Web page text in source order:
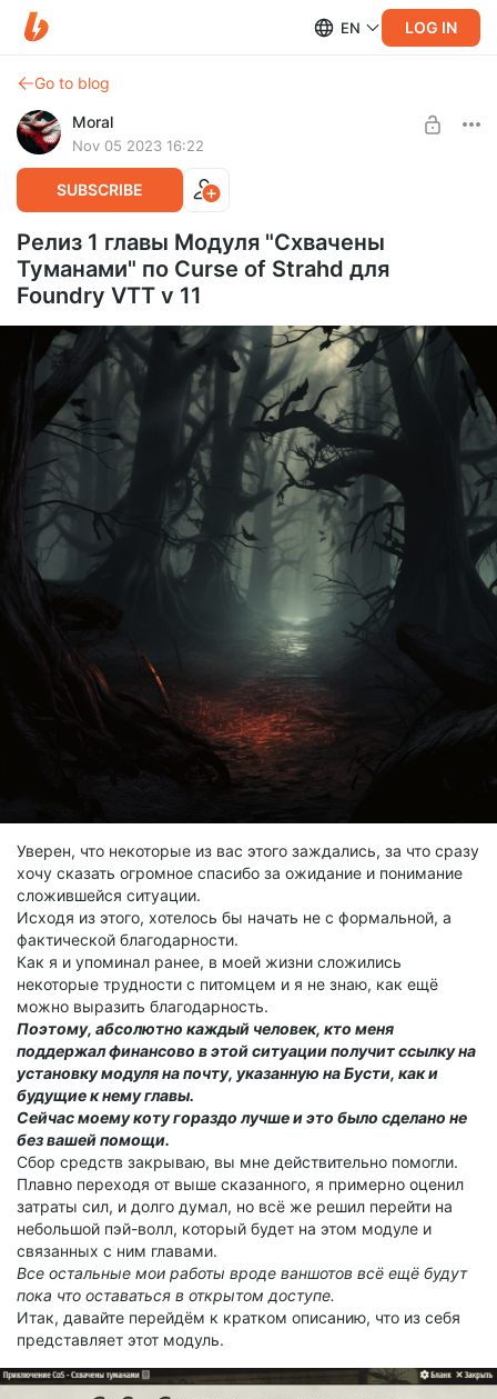
EN LOG IN
Go to blog
Moral
Nov 05 2023 16:22
SUBSCRIBE
Релиз 1 главы Модуля "Схвачены
Туманами" по Curse of Strahd для
Foundry VTT v 11
Уверен, что некоторые из вас этого заждались, за что сразу
хочу сказать огромное спасибо за ожидание и понимание
сложившейся ситуации.
Исходя из этого, хотелось бы начать не с формальной, а
фактической благодарности.
Как я и упоминал ранее, в моей жизни сложились
некоторые трудности с питомцем и я не знаю, как ещё
можно выразить благодарность.
Поэтому, абсолютно каждый человек, кто меня
поддержал финансово в этой ситуации получит ссылку на
установку модуля на почту, указанную на Бусти, как и
будущие к нему главы.
Сейчас моему коту гораздо лучше и это было сделано не
без вашей помощи.
Сбор средств закрываю, вы мне действительно помогли.
Плавно переходя от выше сказанного, я примерно оценил
затраты сил, и долго думал, но всё же решил перейти на
небольшой пэй-волл, который будет на этом модуле и
связанных с ним главами.
Все остальные мои работы вроде ваншотов всё ещё будут
пока что оставаться в открытом доступе.
Итак, давайте перейдём к кратком описанию, что из себя
представляет этот модуль.